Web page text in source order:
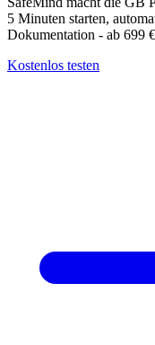
5 Minuten starten,
Dokumentation - ab 699
Kostenlos testen